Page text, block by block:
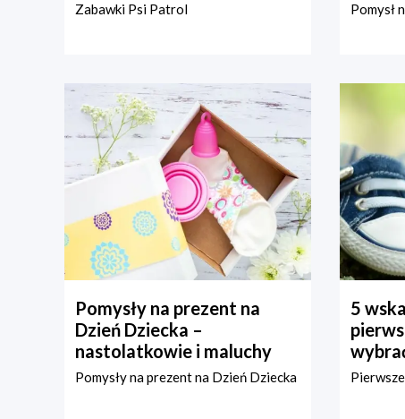
Zabawki Psi Patrol Pomysł
Pomysły na prezent na
Dzień Dziecka –
nastolatkowie i maluchy
Pomysły na prezent na Dzień Dziecka
5